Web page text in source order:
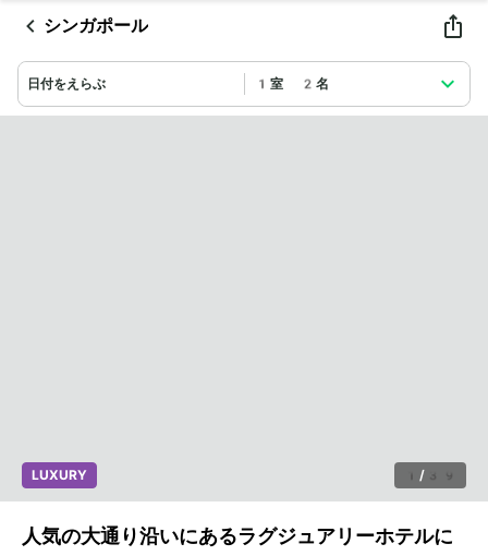
シンガポール
日付をえらぶ 1室 2名
1 / 39
LUXURY
人気の大通り沿いにあるラグジュアリーホテルに